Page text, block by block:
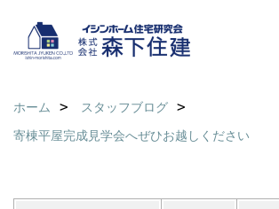
ホーム
スタッフブログ
寄棟平屋完成見学会へぜひお越しください